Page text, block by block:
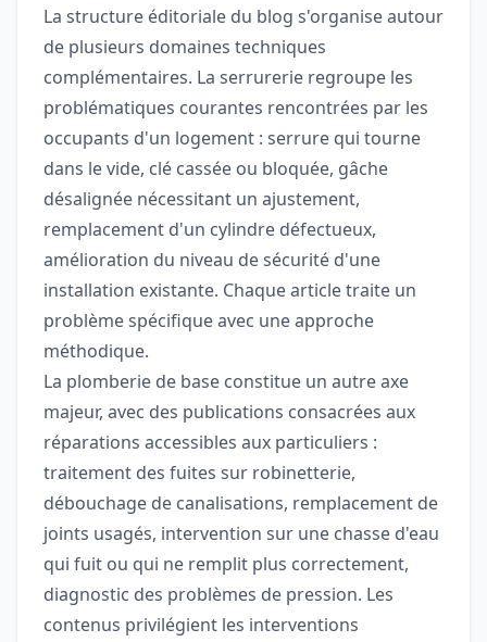
La structure éditoriale du blog s'organise autour
de plusieurs domaines techniques
complémentaires. La serrurerie regroupe les
problématiques courantes rencontrées par les
occupants d'un logement : serrure qui tourne
dans le vide, clé cassée ou bloquée, gâche
désalignée nécessitant un ajustement,
remplacement d'un cylindre défectueux,
amélioration du niveau de sécurité d'une
installation existante. Chaque article traite un
problème spécifique avec une approche
méthodique.
La plomberie de base constitue un autre axe
majeur, avec des publications consacrées aux
réparations accessibles aux particuliers :
traitement des fuites sur robinetterie,
débouchage de canalisations, remplacement de
joints usagés, intervention sur une chasse d'eau
qui fuit ou qui ne remplit plus correctement,
diagnostic des problèmes de pression. Les
contenus privilégient les interventions